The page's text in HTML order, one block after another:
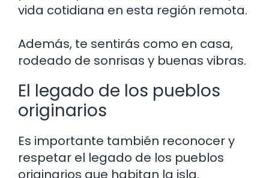
vida cotidiana en esta región remota.
Además, te sentirás como en casa,
rodeado de sonrisas y buenas vibras.
El legado de los pueblos
originarios
Es importante también reconocer y
respetar el legado de los pueblos
originarios que habitan la isla.